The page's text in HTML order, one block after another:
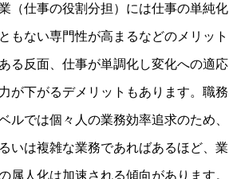
（仕事の役割分担）には仕事の単純化
もない専門性が高まるなどのメリット
る反面、仕事が単調化し変化への適応
が下がるデメリットもあります。職務
ルでは個々人の業務効率追求のため、
いは複雑な業務であればあるほど、業
属人化は加速される傾向があります。